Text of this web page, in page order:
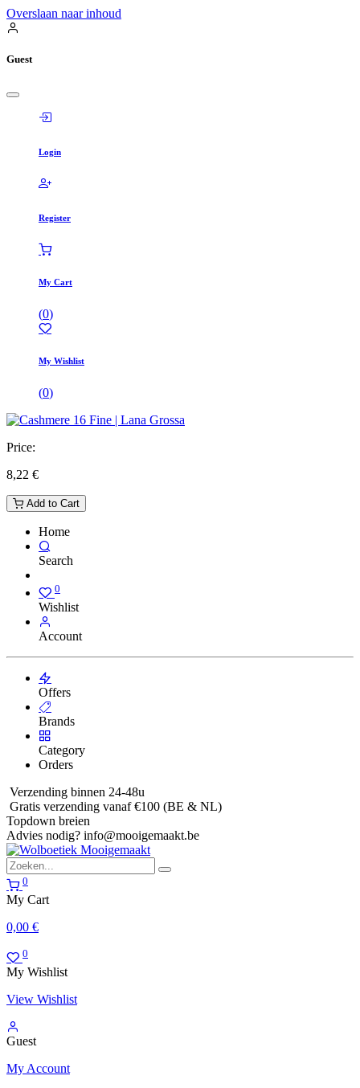
Overslaan naar inhoud
Guest
Login
Register
My Cart
(0)
My Wishlist
(0)
Price:
8,22 €
Add to Cart
Home
Search
0
Wishlist
Account
Offers
Brands
Category
Orders
Verzending binnen 24-48u
Gratis verzending vanaf €100 (BE & NL)
Topdown breien
Advies nodig? info@mooigemaakt.be
0
My Cart
0,00 €
0
My Wishlist
View Wishlist
Guest
My Account